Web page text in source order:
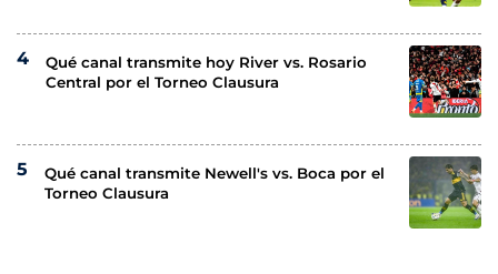
Qué canal transmite hoy River vs. Rosario
Central por el Torneo Clausura
Qué canal transmite Newell's vs. Boca por el
Torneo Clausura